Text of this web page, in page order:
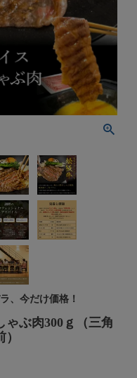
、今だけ価格！
ぶ肉300ｇ（三角